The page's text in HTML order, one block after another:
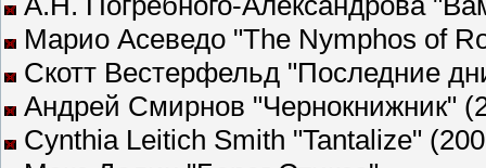
Марио Асеведо "The Nymphos of
Скотт Вестерфельд "Последние
Андрей Смирнов "Чернокнижник"
Cynthia Leitich Smith "Tantalize"